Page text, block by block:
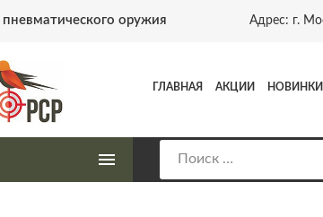
оружия Адрес: г.
ГЛАВНАЯ АКЦИИ НОВИНКИ